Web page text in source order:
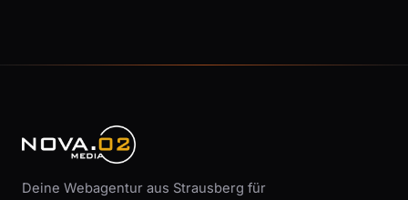
Deine Webagentur aus Strausberg für